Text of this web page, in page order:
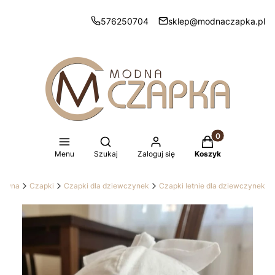
576250704 sklep@modnaczapka.pl
Menu
Otwórz wyszukiwarkę
Szukaj Zaloguj się
Produkty w
Koszyk
Czapki Czapki dla dziewczynek Czapki letnie dla dziewczynek